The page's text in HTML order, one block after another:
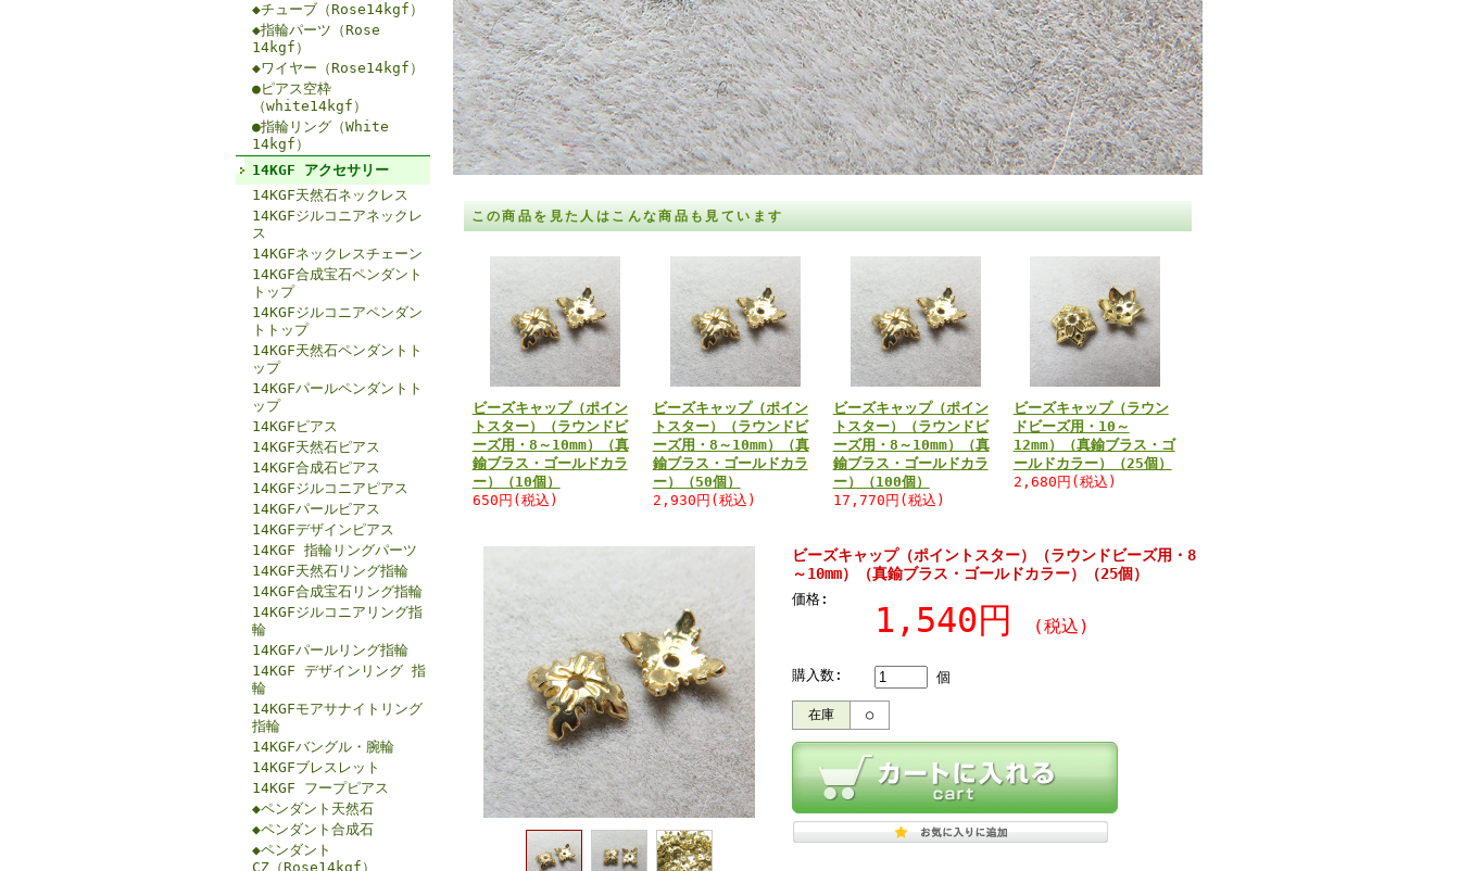
◆チューブ（Rose14kgf）
◆指輪パーツ（Rose
14kgf）
◆ワイヤー（Rose14kgf）
●ピアス空枠
（white14kgf）
●指輪リング（White
14kgf）
14KGF アクセサリー
14KGF天然石ネックレス
14KGFジルコニアネックレ
ス
14KGFネックレスチェーン
14KGF合成宝石ペンダント
トップ
14KGFジルコニアペンダン
トトップ
14KGF天然石ペンダントト
ップ
14KGFパールペンダントト
ップ
14KGFピアス
14KGF天然石ピアス
14KGF合成石ピアス
14KGFジルコニアピアス
14KGFパールピアス
14KGFデザインピアス
14KGF 指輪リングパーツ
14KGF天然石リング指輪
14KGF合成宝石リング指輪
14KGFジルコニアリング指
輪
14KGFパールリング指輪
14KGF デザインリング 指
輪
14KGFモアサナイトリング
指輪
14KGFバングル・腕輪
14KGFブレスレット
14KGF フープピアス
◆ペンダント天然石
◆ペンダント合成石
◆ペンダント
CZ（Rose14kgf）
この商品を見た人はこんな商品も見ています
ビーズキャップ（ポイン
トスター）（ラウンドビ
ーズ用・8～10mm）（真
鍮ブラス・ゴールドカラ
ー）（10個）
650円(税込)
ビーズキャップ（ポイン
トスター）（ラウンドビ
ーズ用・8～10mm）（真
鍮ブラス・ゴールドカラ
ー）（50個）
2,930円(税込)
ビーズキャップ（ポイン
トスター）（ラウンドビ
ーズ用・8～10mm）（真
鍮ブラス・ゴールドカラ
ー）（100個）
17,770円(税込)
ビーズキャップ（ラウン
ドビーズ用・10～
12mm）（真鍮ブラス・ゴ
ールドカラー）（25個）
2,680円(税込)
ビーズキャップ（ポイントスター）（ラウンドビーズ用・8
～10mm）（真鍮ブラス・ゴールドカラー）（25個）
価格:
1,540円 (税込)
購入数: 個
在庫 ○